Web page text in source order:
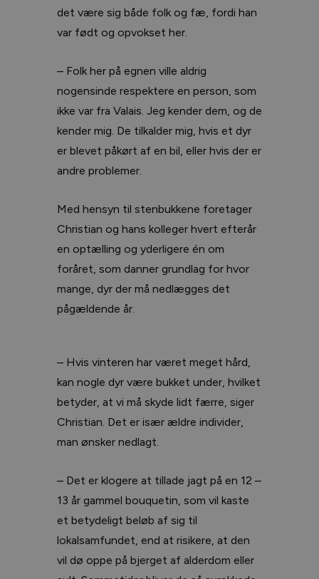
det være sig både folk og fæ, fordi han
var født og opvokset her.
– Folk her på egnen ville aldrig
nogensinde respektere en person, som
ikke var fra Valais. Jeg kender dem, og de
kender mig. De tilkalder mig, hvis et dyr
er blevet påkørt af en bil, eller hvis der er
andre problemer.
Med hensyn til stenbukkene foretager
Christian og hans kolleger hvert efterår
en optælling og yderligere én om
foråret, som danner grundlag for hvor
mange, dyr der må nedlægges det
pågældende år.
– Hvis vinteren har været meget hård,
kan nogle dyr være bukket under, hvilket
betyder, at vi må skyde lidt færre, siger
Christian. Det er især ældre individer,
man ønsker nedlagt.
– Det er klogere at tillade jagt på en 12 –
13 år gammel bouquetin, som vil kaste
et betydeligt beløb af sig til
lokalsamfundet, end at risikere, at den
vil dø oppe på bjerget af alderdom eller